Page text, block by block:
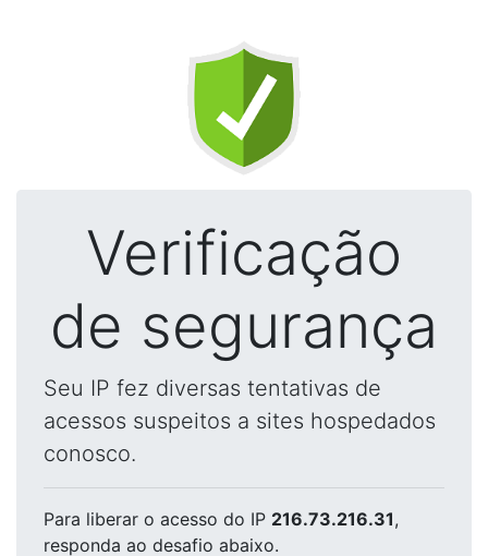
Verificação
de segurança
Seu IP fez diversas tentativas de
acessos suspeitos a sites hospedados
conosco.
Para liberar o acesso do IP 216.73.216.31,
responda ao desafio abaixo.